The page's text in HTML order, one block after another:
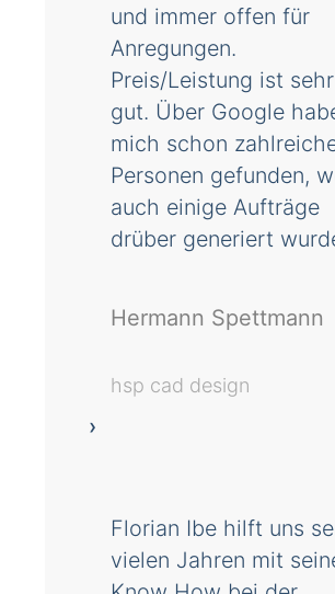
und immer offen für
Anregungen.
Preis/Leistung ist sehr
gut. Über Google
mich schon
Personen gefunden,
auch einige Aufträge
drüber generiert
Hermann Spettmann
hsp cad design
Florian Ibe hilft uns
vielen Jahren mit